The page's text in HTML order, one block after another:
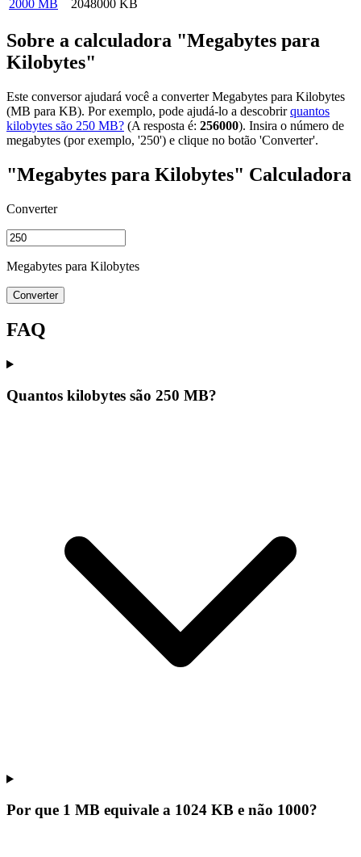
2000 MB 2048000 KB
Sobre a calculadora "Megabytes para
Kilobytes"
Este conversor ajudará você a converter Megabytes para Kilobytes
(MB para KB). Por exemplo, pode ajudá-lo a descobrirquantos
kilobytes são 250 MB? (A resposta é: 256000). Insira o número de
megabytes (por exemplo, '250') e clique no botão 'Converter'.
"Megabytes para Kilobytes" Calculadora
Converter
Megabytes para Kilobytes
Converter
FAQ
Quantos kilobytes são 250 MB?
Por que 1 MB equivale a 1024 KB e não 1000?